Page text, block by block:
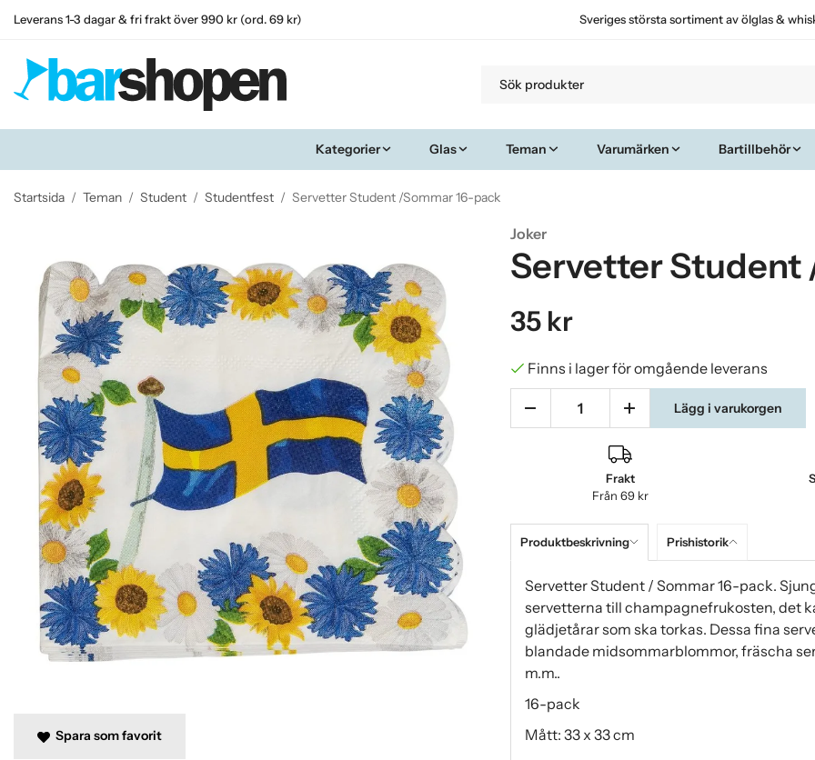
Leverans 1-3 dagar & fri frakt över 990 kr (ord. 69 kr) Sveriges största sortiment av ölglas &
Kategorier Glas Teman Varumärken Bartillbehör
Startsida / Teman / Student / Studentfest / Servetter Student /Sommar 16-pack
Joker
Servetter Student
35 kr
Finns i lager för omgående leverans
Lägg i varukorgen
Frakt
Från 69 kr
Produktbeskrivning Prishistorik
Servetter Student / Sommar 16-pack.
servetterna till champagnefrukosten, det
glädjetårar som ska torkas. Dessa fina
blandade midsommarblommor, fräscha
m.m..
16-pack
Mått: 33 x 33 cm
Spara som favorit